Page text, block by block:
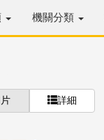
機關分類
詳細